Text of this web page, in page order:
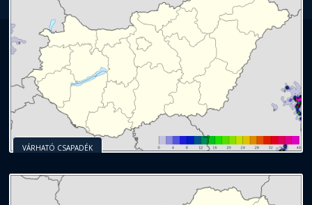
VÁRHATÓ CSAPADÉK